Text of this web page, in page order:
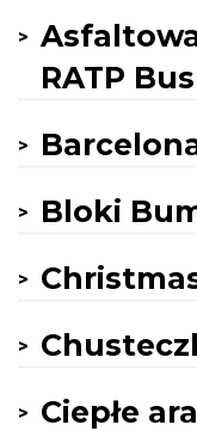
RATP
Bloki
Ciepłe